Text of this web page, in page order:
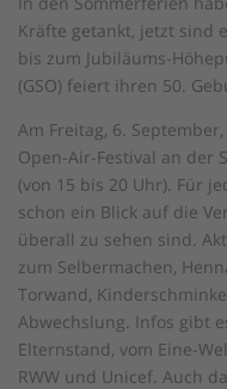
Kräfte getankt, jetzt sind
bis zum Jubiläums-
(GSO) feiert ihren 50.
Am Freitag, 6.
Open-Air-Festival an der
(von 15 bis 20 Uhr). Für
schon ein Blick auf die
überall zu sehen sind.
zum Selbermachen,
Torwand,
Abwechslung. Infos gibt
Elternstand, vom Eine-
RWW und Unicef. Auch